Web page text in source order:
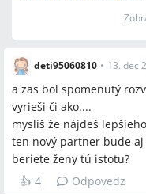
deti95060810 • 13. dec
a zas bol spomenutý
vyrieši či ako....
myslíš že nájdeš
ten nový partner bude
beriete ženy tú istotu?
👍 4 Odpovedz